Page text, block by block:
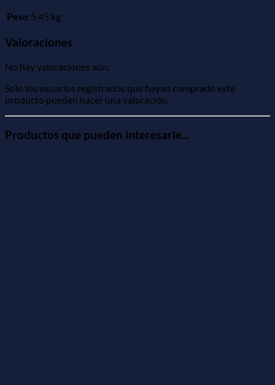
Peso 5.45 kg
Valoraciones
No hay valoraciones aún.
Solo los usuarios registrados que hayan comprado este
producto pueden hacer una valoración.
Productos que pueden interesarle...